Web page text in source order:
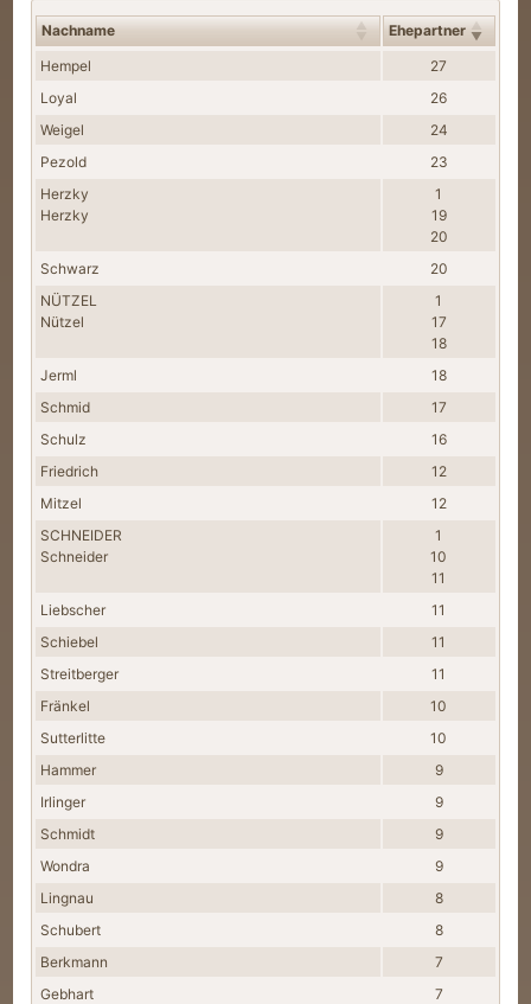
Nachnamen
Nachname
Ehepartner
Hempel
27
Loyal
26
Weigel
24
Pezold
23
Herzky
Herzky
1
19
20
Schwarz
20
NÜTZEL
Nützel
1
17
18
Jerml
18
Schmid
17
Schulz
16
Friedrich
12
Mitzel
12
SCHNEIDER
Schneider
1
10
11
Liebscher
11
Schiebel
11
Streitberger
11
Fränkel
10
Sutterlitte
10
Hammer
9
Irlinger
9
Schmidt
9
Wondra
9
Lingnau
8
Schubert
8
Berkmann
7
Gebhart
7